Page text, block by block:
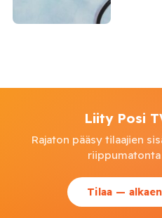
Liity Posi
Rajaton pääsy tilaajien
Tilaa —